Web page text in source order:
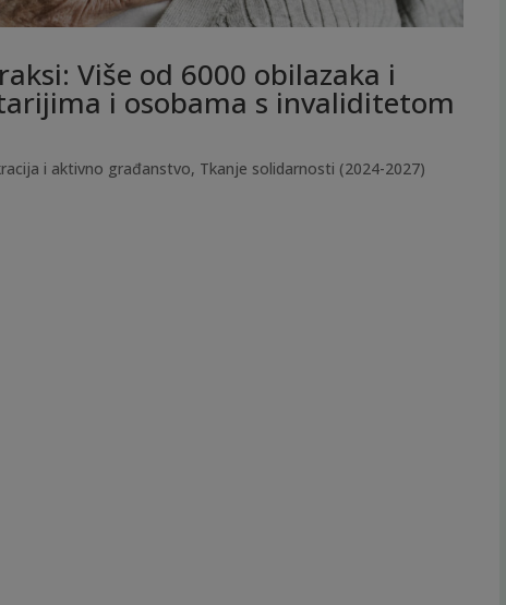
Više od 6000 obilazaka i
i osobama s invaliditetom
i aktivno građanstvo, Tkanje solidarnosti (2024-2027)